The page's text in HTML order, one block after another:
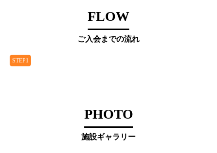
FLOW
ご入会までの流れ
STEP1
PHOTO
施設ギャラリー